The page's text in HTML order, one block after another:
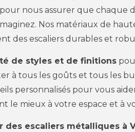
nous assurer que chaque
Nos matériaux de
des escaliers durables et
de styles et de finitions
à tous les goûts et tous les
personnalisés pour vous
le mieux à votre espace et à
des escaliers métalliques à